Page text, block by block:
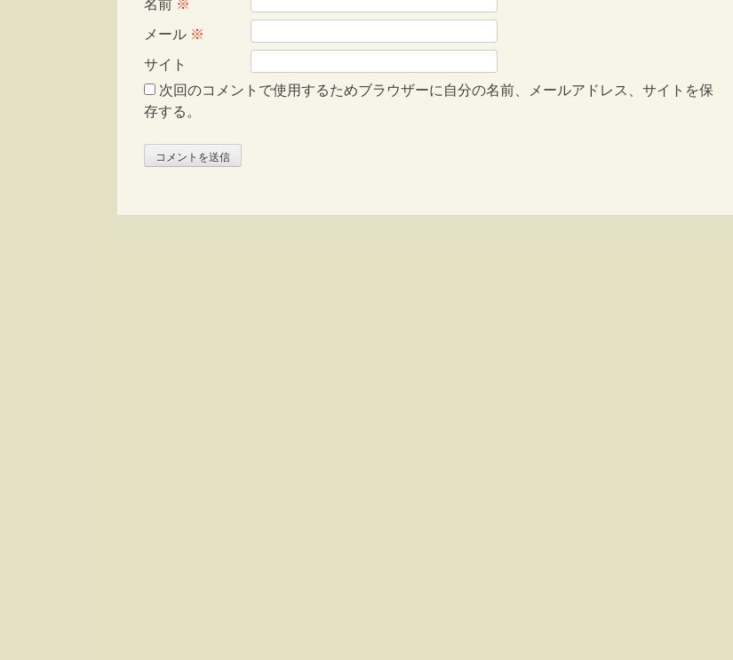
名前 ※
メール ※
サイト
次回のコメントで使用するためブラウザーに自分の名前、メールアドレス、サイトを保
存する。